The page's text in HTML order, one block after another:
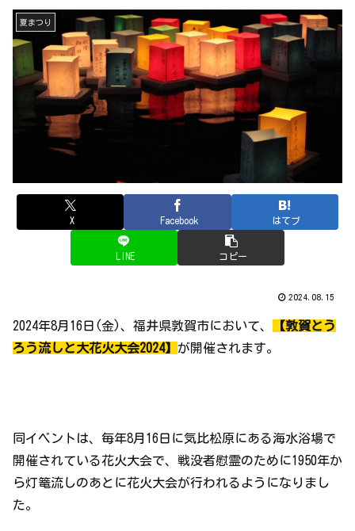
夏まつり
X Facebook はてブ
LINE コピー
2024.08.15
2024年8月16日(金)、福井県敦賀市において、
【敦賀とう
ろう流しと大花火大会2024】 が開催されます。
同イベントは、毎年8月16日に気比松原にある海水浴場で
開催されている花火大会で、戦没者慰霊のために1950年か
ら灯篭流しのあとに花火大会が行われるようになりまし
た。